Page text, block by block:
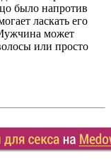
было напротив
ласкать его
может
или просто